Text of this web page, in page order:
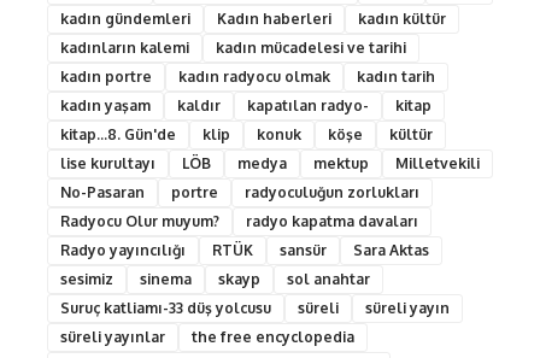
kadın gündemleri
Kadın haberleri
kadın kültür
kadınların kalemi
kadın mücadelesi ve tarihi
kadın portre
kadın radyocu olmak
kadın tarih
kadın yaşam
kaldır kapatılan radyo-
kitap
kitap...8. Gün'de
klip konuk köşe
kültür
lise kurultayı
LÖB medya mektup
Milletvekili
No-Pasaran
portre
radyoculuğun zorlukları
Radyocu Olur muyum?
radyo kapatma davaları
Radyo yayıncılığı
RTÜK sansür
Sara Aktas
sesimiz
sinema skayp
sol anahtar
Suruç katliamı-33 düş yolcusu
süreli
süreli yayın
süreli yayınlar
the free encyclopedia